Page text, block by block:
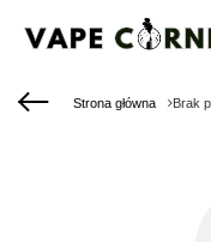
Strona główna Brak